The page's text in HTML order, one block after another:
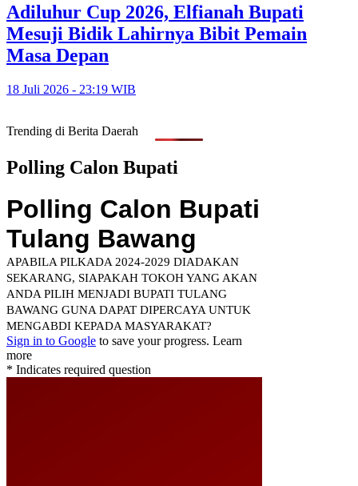
Adiluhur Cup 2026, Elfianah Bupati
Mesuji Bidik Lahirnya Bibit Pemain
Masa Depan
18 Juli 2026 - 23:19 WIB
Trending di Berita Daerah
Polling Calon Bupati